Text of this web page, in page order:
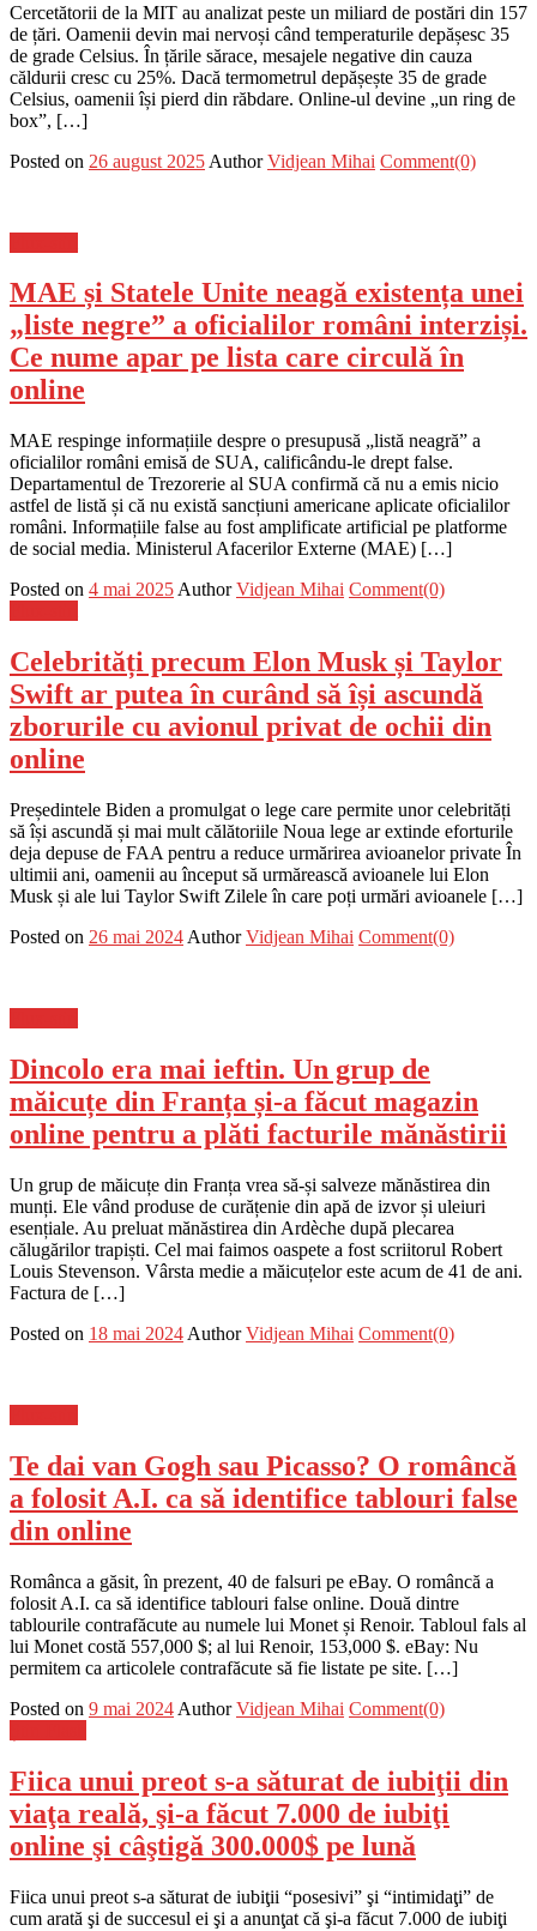
Cercetătorii de la MIT au analizat peste un miliard de postări din 157
de țări. Oamenii devin mai nervoși când temperaturile depășesc 35
de grade Celsius. În țările sărace, mesajele negative din cauza
căldurii cresc cu 25%. Dacă termometrul depășește 35 de grade
Celsius, oamenii își pierd din răbdare. Online-ul devine „un ring de
box”, […]
Posted on 26 august 2025 Author Vidjean Mihai Comment(0)
MAE și Statele Unite neagă existența unei
„liste negre” a oficialilor români interziși.
Ce nume apar pe lista care circulă în
online
MAE respinge informațiile despre o presupusă „listă neagră” a
oficialilor români emisă de SUA, calificându-le drept false.
Departamentul de Trezorerie al SUA confirmă că nu a emis nicio
astfel de listă și că nu există sancțiuni americane aplicate oficialilor
români. Informațiile false au fost amplificate artificial pe platforme
de social media. Ministerul Afacerilor Externe (MAE) […]
Posted on 4 mai 2025 Author Vidjean Mihai Comment(0)
Celebrități precum Elon Musk și Taylor
Swift ar putea în curând să își ascundă
zborurile cu avionul privat de ochii din
online
Președintele Biden a promulgat o lege care permite unor celebrități
să își ascundă și mai mult călătoriile Noua lege ar extinde eforturile
deja depuse de FAA pentru a reduce urmărirea avioanelor private În
ultimii ani, oamenii au început să urmărească avioanele lui Elon
Musk și ale lui Taylor Swift Zilele în care poți urmări avioanele […]
Posted on 26 mai 2024 Author Vidjean Mihai Comment(0)
Dincolo era mai ieftin. Un grup de
măicuțe din Franța și-a făcut magazin
online pentru a plăti facturile mănăstirii
Un grup de măicuțe din Franța vrea să-și salveze mănăstirea din
munți. Ele vând produse de curățenie din apă de izvor și uleiuri
esențiale. Au preluat mănăstirea din Ardèche după plecarea
călugărilor trapiști. Cel mai faimos oaspete a fost scriitorul Robert
Louis Stevenson. Vârsta medie a măicuțelor este acum de 41 de ani.
Factura de […]
Posted on 18 mai 2024 Author Vidjean Mihai Comment(0)
Te dai van Gogh sau Picasso? O româncă
a folosit A.I. ca să identifice tablouri false
din online
Românca a găsit, în prezent, 40 de falsuri pe eBay. O româncă a
folosit A.I. ca să identifice tablouri false online. Două dintre
tablourile contrafăcute au numele lui Monet și Renoir. Tabloul fals al
lui Monet costă 557,000 $; al lui Renoir, 153,000 $. eBay: Nu
permitem ca articolele contrafăcute să fie listate pe site. […]
Posted on 9 mai 2024 Author Vidjean Mihai Comment(0)
Fiica unui preot s-a săturat de iubiţii din
viaţa reală, şi-a făcut 7.000 de iubiţi
online şi câştigă 300.000$ pe lună
Fiica unui preot s-a săturat de iubiţii “posesivi” şi “intimidaţi” de
cum arată şi de succesul ei şi a anunţat că şi-a făcut 7.000 de iubiţi